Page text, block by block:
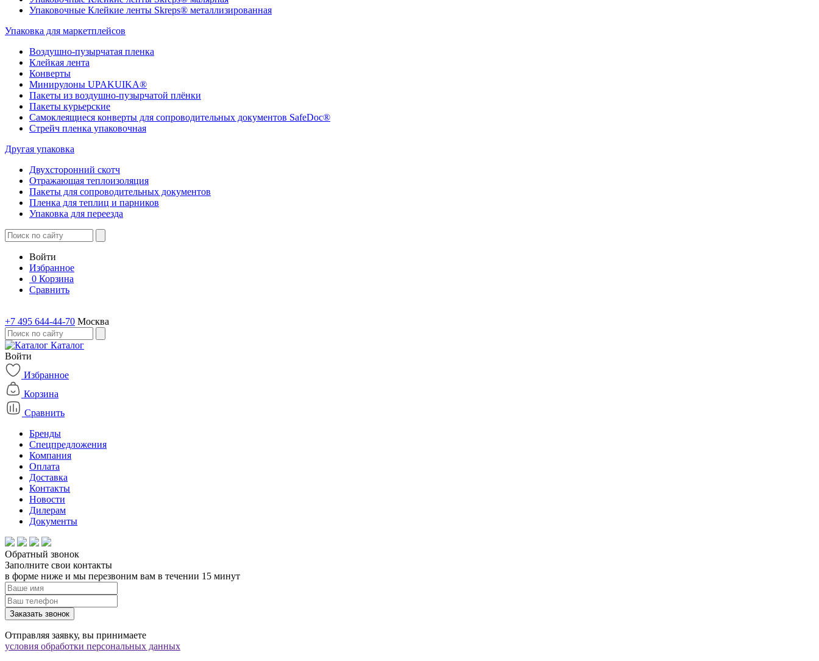
Упаковочные Клейкие ленты Skreps® металлизированная
Упаковка для маркетплейсов
Воздушно-пузырчатая пленка
Клейкая лента
Конверты
Минирулоны UPAKUIKA®
Пакеты из воздушно-пузырчатой плёнки
Пакеты курьерские
Самоклеящиеся конверты для сопроводительных документов SafeDoc®
Стрейч пленка упаковочная
Другая упаковка
Двухсторонний скотч
Отражающая теплоизоляция
Пакеты для сопроводительных документов
Пленка для теплиц и парников
Упаковка для переезда
Войти
Избранное
0 Корзина
Сравнить
+7 495 644-44-70 Москва
Каталог
Войти
Избранное
Корзина
Сравнить
Бренды
Спецпредложения
Компания
Оплата
Доставка
Контакты
Новости
Дилерам
Документы
Обратный звонок
Заполните свои контакты
в форме ниже и мы перезвоним вам в течении 15 минут
Заказать звонок
Отправляя заявку, вы принимаете
условия обработки персональных данных